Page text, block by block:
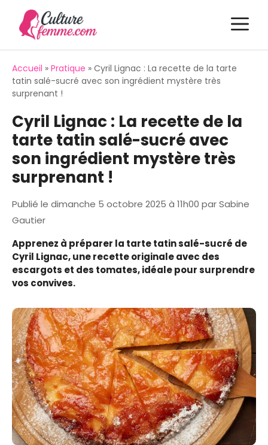
contenu
Accueil » Pratique » Cyril Lignac : La recette de la tarte
tatin salé-sucré avec son ingrédient mystère très
surprenant !
Cyril Lignac : La recette de la
tarte tatin salé-sucré avec
son ingrédient mystère très
surprenant !
Publié le dimanche 5 octobre 2025 à 11h00 parSabine
Gautier
Apprenez à préparer la tarte tatin salé-sucré de
Cyril Lignac, une recette originale avec des
escargots et des tomates, idéale pour surprendre
vos convives.